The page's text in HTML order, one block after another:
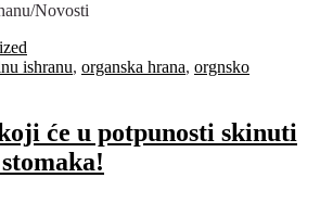
Novosti
ishranu, organska hrana, orgnsko
će u potpunosti skinuti